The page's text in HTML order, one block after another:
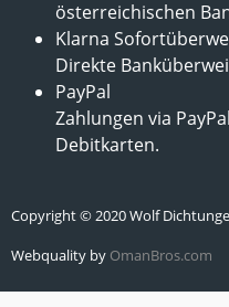
österreichischen
Klarna
Direkte
PayPal
Zahlungen via
Debitkarten.
Copyright © 2020 Wolf
Webquality by OmanBros.com